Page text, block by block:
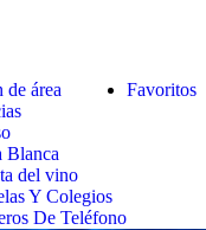
Favoritos
área
Blanca
del vino
Y Colegios
De Teléfono